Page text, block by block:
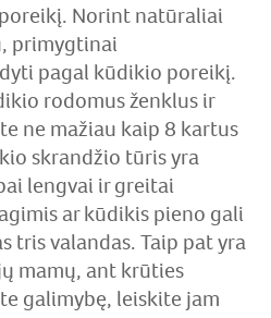
Norint natūraliai
primygtinai
pagal kūdikio poreikį.
rodomus ženklus ir
ne mažiau kaip 8 kartus
skrandžio tūris yra
lengvai ir greitai
ar kūdikis pieno gali
tris valandas. Taip pat yra
mamų, ant krūties
galimybę, leiskite jam